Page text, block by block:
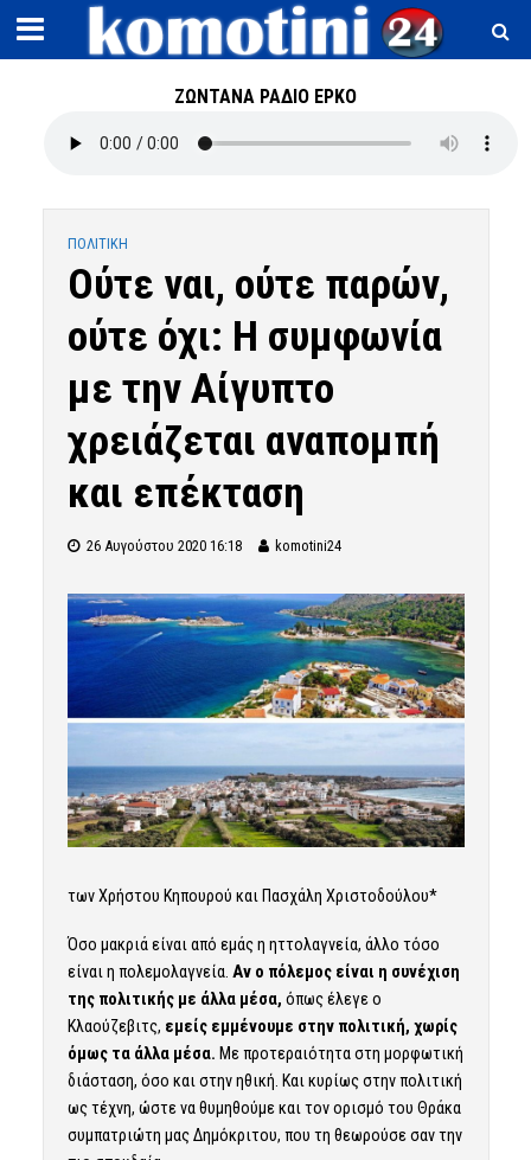
ΖΩΝΤΑΝΑ ΡΑΔΙΟ ΕΡΚΟ
ΠΟΛΙΤΙΚΗ
Ούτε ναι, ούτε παρών,
ούτε όχι: Η συμφωνία
με την Αίγυπτο
χρειάζεται αναπομπή
και επέκταση
26 Αυγούστου 2020 16:18 komotini24
των Χρήστου Κηπουρού και Πασχάλη Χριστοδούλου*
Όσο μακριά είναι από εμάς η ηττολαγνεία, άλλο τόσο
είναι η πολεμολαγνεία. Αν ο πόλεμος είναι η συνέχιση
της πολιτικής με άλλα μέσα, όπως έλεγε ο
Κλαούζεβιτς, εμείς εμμένουμε στην πολιτική, χωρίς
όμως τα άλλα μέσα. Με προτεραιότητα στη μορφωτική
διάσταση, όσο και στην ηθική. Και κυρίως στην πολιτική
ως τέχνη, ώστε να θυμηθούμε και τον ορισμό του Θράκα
συμπατριώτη μας Δημόκριτου, που τη θεωρούσε σαν την